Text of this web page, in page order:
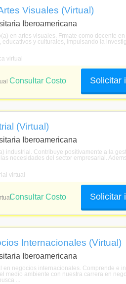
Visuales (Virtual)
Iberoamericana
en artes visuales. Frmate como docente
educativos y culturales, impulsando la
virtual
Solicitar
Consultar Costo
(Virtual)
Iberoamericana
industrial. Contribuye positivamente a la
necesidades del sector empresarial.
virtual
Solicitar
Consultar Costo
Internacionales (Virtual)
Iberoamericana
en negocios internacionales. Comprende e
medio ambiente con nuestra carrera en
...